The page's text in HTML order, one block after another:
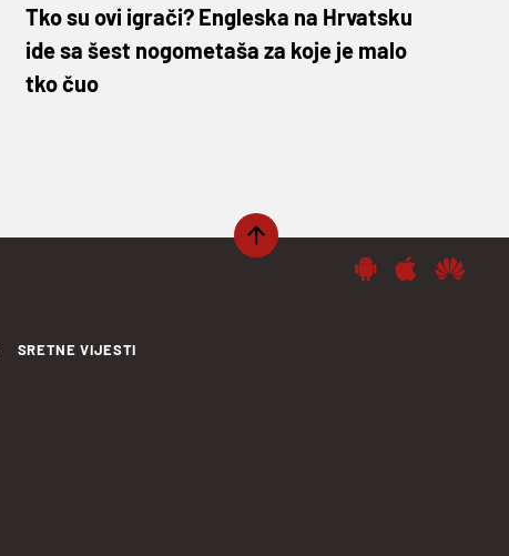
Tko su ovi igrači? Engleska na Hrvatsku
ide sa šest nogometaša za koje je malo
tko čuo
SRETNE VIJESTI